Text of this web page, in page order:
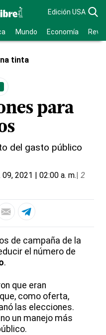
Edición USA
Mundo Economía
tinta
para
del gasto público
09, 2021 | 02:00 a. m.| 2
de campaña de la
el número de
.
que eran
como oferta,
las elecciones.
un manejo más